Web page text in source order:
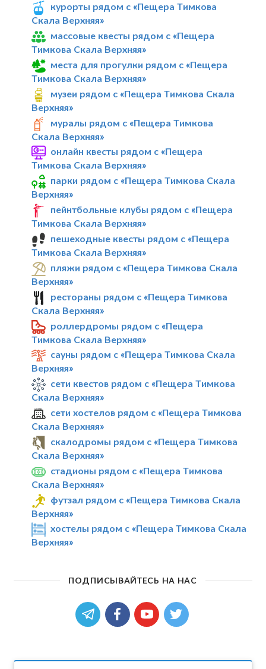
курорты рядом с «Пещера Тимкова
Скала Верхняя»
массовые квесты рядом с «Пещера
Тимкова Скала Верхняя»
места для прогулки рядом с «Пещера
Тимкова Скала Верхняя»
музеи рядом с «Пещера Тимкова Скала
Верхняя»
муралы рядом с «Пещера Тимкова
Скала Верхняя»
онлайн квесты рядом с «Пещера
Тимкова Скала Верхняя»
парки рядом с «Пещера Тимкова Скала
Верхняя»
пейнтбольные клубы рядом с «Пещера
Тимкова Скала Верхняя»
пешеходные квесты рядом с «Пещера
Тимкова Скала Верхняя»
пляжи рядом с «Пещера Тимкова Скала
Верхняя»
рестораны рядом с «Пещера Тимкова
Скала Верхняя»
роллердромы рядом с «Пещера
Тимкова Скала Верхняя»
сауны рядом с «Пещера Тимкова Скала
Верхняя»
сети квестов рядом с «Пещера Тимкова
Скала Верхняя»
сети хостелов рядом с «Пещера Тимкова
Скала Верхняя»
скалодромы рядом с «Пещера Тимкова
Скала Верхняя»
стадионы рядом с «Пещера Тимкова
Скала Верхняя»
футзал рядом с «Пещера Тимкова Скала
Верхняя»
хостелы рядом с «Пещера Тимкова Скала
Верхняя»
ПОДПИСЫВАЙТЕСЬ НА НАС